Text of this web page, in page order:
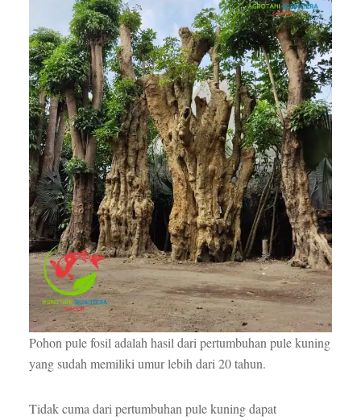
Pohon pule fosil adalah hasil dari pertumbuhan pule kuning
yang sudah memiliki umur lebih dari 20 tahun.
Tidak cuma dari pertumbuhan pule kuning dapat